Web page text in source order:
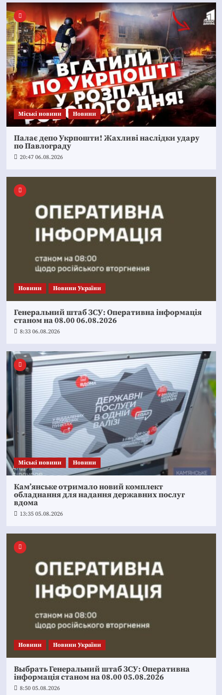
Mіські новини Новини
Палає депо Укрпошти! Жахливі наслідки удару
по Павлограду
20:47 06.08.2026
Новини Новини України
Генеральний штаб ЗСУ: Оперативна інформація
станом на 08.00 06.08.2026
8:33 06.08.2026
Mіські новини Новини
Кам’янське отримало новий комплект
обладнання для надання державних послуг
вдома
13:35 05.08.2026
Новини Новини України
Выбрать Генеральний штаб ЗСУ: Оперативна
інформація станом на 08.00 05.08.2026
8:50 05.08.2026